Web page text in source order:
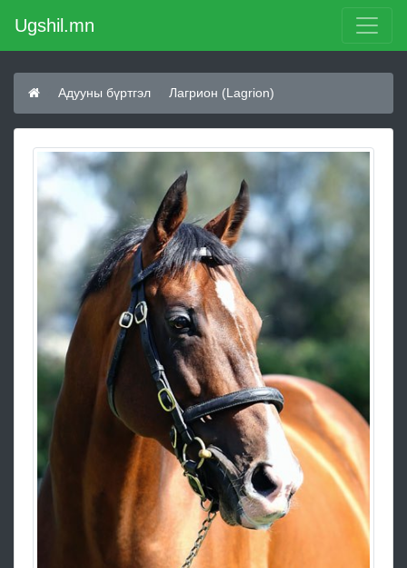
Ugshil.mn
Адууны бүртгэл Лагрион (Lagrion)